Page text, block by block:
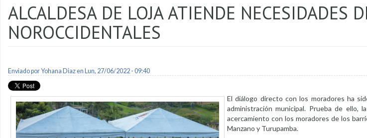
ALCALDESA DE LOJA ATIENDE NECESIDADES
NOROCCIDENTALES
Enviado porYohana Diazen Lun, 27/06/2022 - 09:40
El diálogo directo con los moradores ha
administración municipal. Prueba de ello,
acercamiento con los moradores de los
Manzano y Turupamba.